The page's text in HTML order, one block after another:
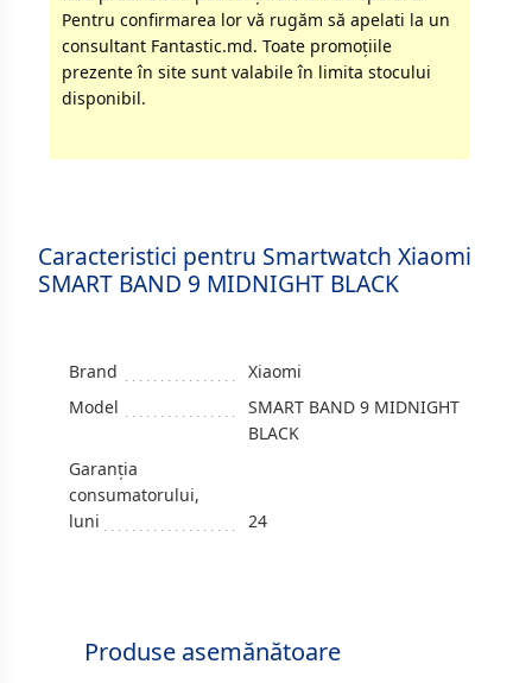
Pentru confirmarea lor vă rugăm să apelati la un
consultant Fantastic.md. Toate promoţiile
prezente în site sunt valabile în limita stocului
disponibil.
Caracteristici pentru Smartwatch Xiaomi
SMART BAND 9 MIDNIGHT BLACK
Brand
Xiaomi
Model
SMART BAND 9 MIDNIGHT
BLACK
Garanția
consumatorului,
luni
24
Produse asemănătoare